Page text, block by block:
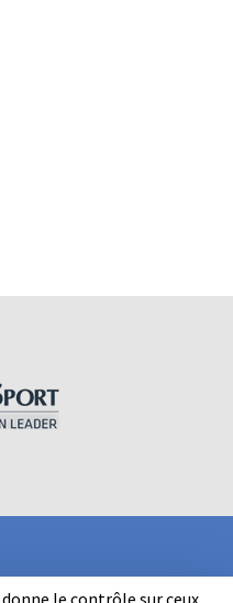
le contrôle sur ceux